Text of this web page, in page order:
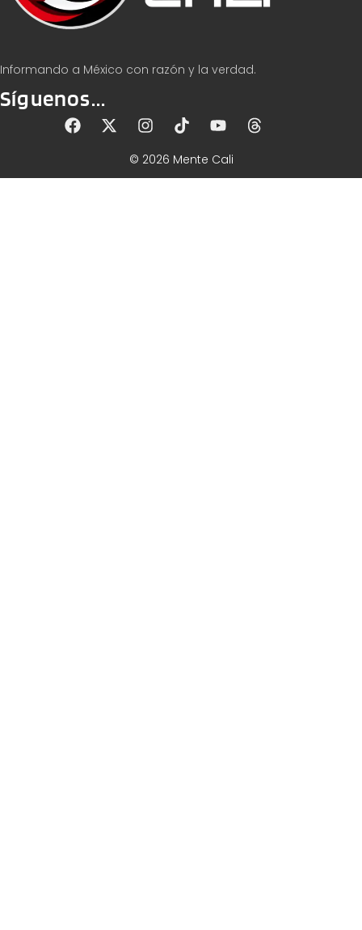
Informando a México con razón y la verdad.
Síguenos...
© 2026 Mente Cali